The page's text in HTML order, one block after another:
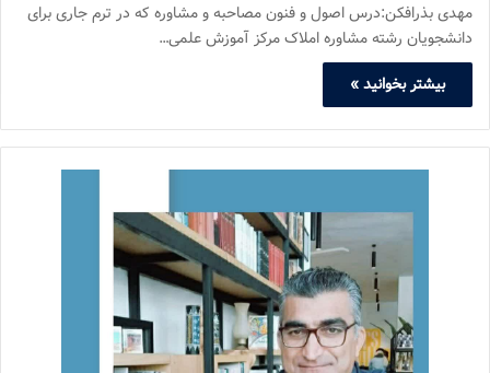
مهدی بذرافکن:درس اصول و فنون مصاحبه و مشاوره که در ترم جاری برای
دانشجویان رشته مشاوره املاک مرکز آموزش علمی…
بیشتر بخوانید »